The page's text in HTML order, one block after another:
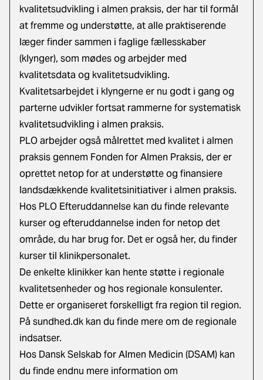
kvalitetsudvikling i almen praksis, der har til formål
at fremme og understøtte, at alle praktiserende
læger finder sammen i faglige fællesskaber
(klynger), som mødes og arbejder med
kvalitetsdata og kvalitetsudvikling.
Kvalitetsarbejdet i klyngerne er nu godt i gang og
parterne udvikler fortsat rammerne for systematisk
kvalitetsudvikling i almen praksis.
PLO arbejder også målrettet med kvalitet i almen
praksis gennem Fonden for Almen Praksis, der er
oprettet netop for at understøtte og finansiere
landsdækkende kvalitetsinitiativer i almen praksis.
Hos PLO Efteruddannelse kan du finde relevante
kurser og efteruddannelse inden for netop det
område, du har brug for. Det er også her, du finder
kurser til klinikpersonalet.
De enkelte klinikker kan hente støtte i regionale
kvalitetsenheder og hos regionale konsulenter.
Dette er organiseret forskelligt fra region til region.
På sundhed.dk kan du finde mere om de regionale
indsatser.
Hos Dansk Selskab for Almen Medicin (DSAM) kan
du finde endnu mere information om